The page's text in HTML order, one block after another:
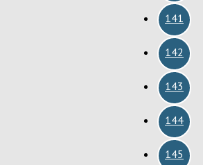
141
142
143
144
145